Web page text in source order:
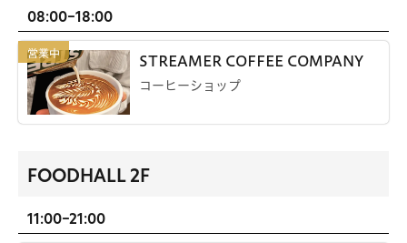
08:00-18:00
STREAMER COFFEE COMPANY
コーヒーショップ
FOODHALL 2F
11:00-21:00